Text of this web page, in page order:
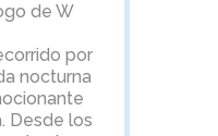
de W
por
nocturna
Desde los